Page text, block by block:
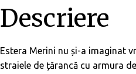
Descriere
Estera Merini nu și-a imaginat
straiele de țărancă cu armura